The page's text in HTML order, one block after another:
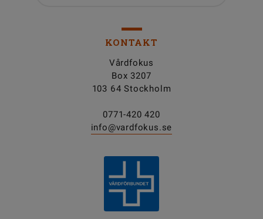
KONTAKT
Vårdfokus
Box 3207
103 64 Stockholm
0771-420 420
info@vardfokus.se